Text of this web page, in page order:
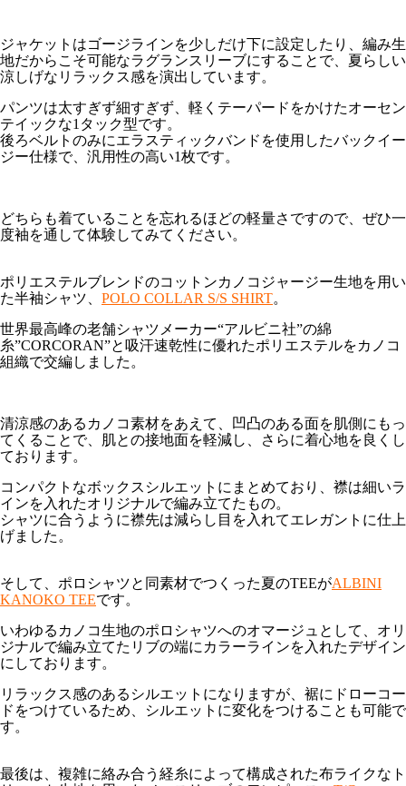
ジャケットはゴージラインを少しだけ下に設定したり、編み生
地だからこそ可能なラグランスリーブにすることで、夏らしい
涼しげなリラックス感を演出しています。
パンツは太すぎず細すぎず、軽くテーパードをかけたオーセン
テイックな1タック型です。
後ろベルトのみにエラスティックバンドを使用したバックイー
ジー仕様で、汎用性の高い1枚です。
どちらも着ていることを忘れるほどの軽量さですので、ぜひ一
度袖を通して体験してみてください。
ポリエステルブレンドのコットンカノコジャージー生地を用い
た半袖シャツ、 POLO COLLAR S/S SHIRT。
世界最高峰の老舗シャツメーカー“アルビニ社”の綿
糸”CORCORAN”と吸汗速乾性に優れたポリエステルをカノコ
組織で交編しました。
清涼感のあるカノコ素材をあえて、凹凸のある面を肌側にもっ
てくることで、肌との接地面を軽減し、さらに着心地を良くし
ております。
コンパクトなボックスシルエットにまとめており、襟は細いラ
インを入れたオリジナルで編み立てたもの。
シャツに合うように襟先は減らし目を入れてエレガントに仕上
げました。
そして、ポロシャツと同素材でつくった夏のTEEがALBINI
KANOKO TEEです。
いわゆるカノコ生地のポロシャツへのオマージュとして、オリ
ジナルで編み立てたリブの端にカラーラインを入れたデザイン
にしております。
リラックス感のあるシルエットになりますが、裾にドローコー
ドをつけているため、シルエットに変化をつけることも可能で
す。
最後は、複雑に絡み合う経糸によって構成された布ライクなト